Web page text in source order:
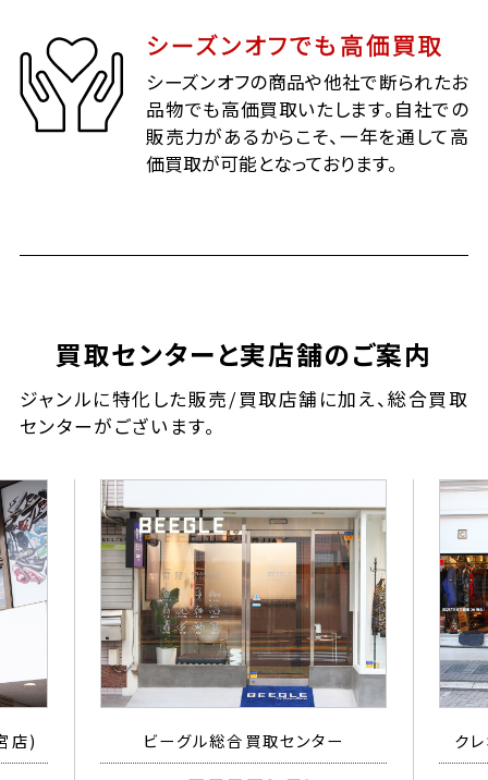
シーズンオフでも高価買取
シーズンオフの商品や他社で断られたお
品物でも高価買取いたします。自社での
販売力があるからこそ、一年を通して高
価買取が可能となっております。
買取センターと実店舗のご案内
ジャンルに特化した販売/買取店舗に加え、総合買取
センターがございます。
店) ビーグル総合買取センター ク